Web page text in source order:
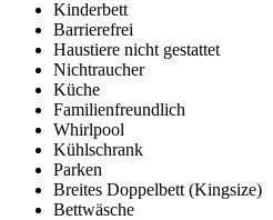
Kinderbett
Barrierefrei
Haustiere nicht gestattet
Nichtraucher
Küche
Familienfreundlich
Whirlpool
Kühlschrank
Parken
Breites Doppelbett (Kingsize)
Bettwäsche